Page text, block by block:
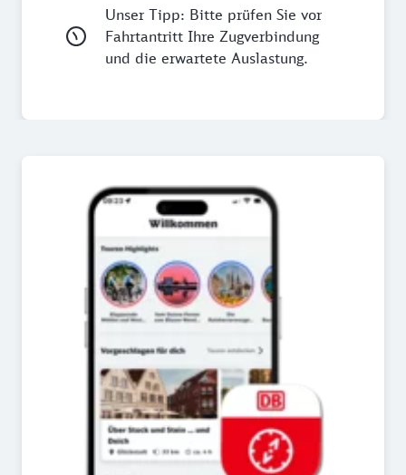
Unser Tipp: Bitte prüfen Sie vor
Fahrtantritt Ihre Zugverbindung
und die erwartete Auslastung.